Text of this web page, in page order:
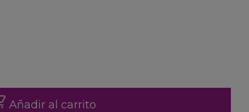
Añadir al carrito